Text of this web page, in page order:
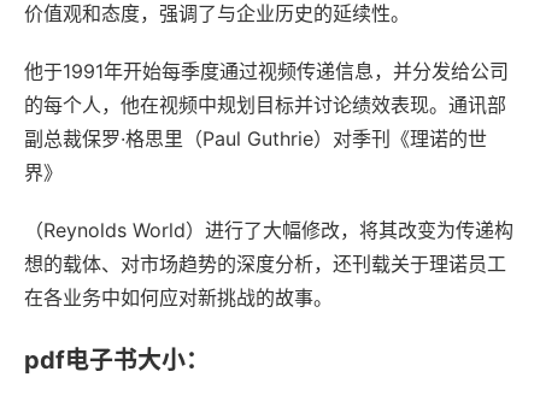
价值观和态度，强调了与企业历史的延续性。
他于1991年开始每季度通过视频传递信息，并分发给公司
的每个人，他在视频中规划目标并讨论绩效表现。通讯部
副总裁保罗·格思里（Paul Guthrie）对季刊《理诺的世
界》
（Reynolds World）进行了大幅修改，将其改变为传递构
想的载体、对市场趋势的深度分析，还刊载关于理诺员工
在各业务中如何应对新挑战的故事。
pdf电子书大小：